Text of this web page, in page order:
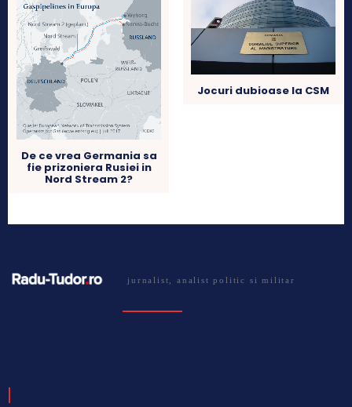
De ce vrea Germania sa
fie prizoniera Rusiei in
Nord Stream 2?
Jocuri dubioase la CSM
jurnalist, analist politic si militar